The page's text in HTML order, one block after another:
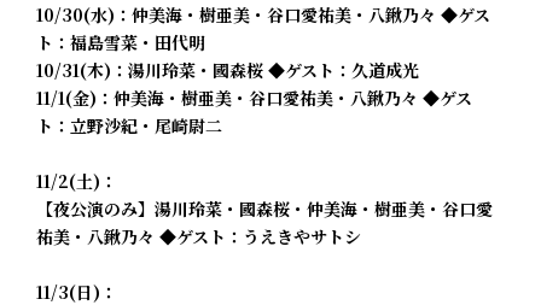
10/30(水)：仲美海・樹亜美・谷口愛祐美・八鍬乃々 ◆ゲス
ト：福島雪菜・田代明
10/31(木)：湯川玲菜・國森桜 ◆ゲスト：久道成光
11/1(金)：仲美海・樹亜美・谷口愛祐美・八鍬乃々 ◆ゲス
ト：立野沙紀・尾崎尉二
11/2(土)：
【夜公演のみ】湯川玲菜・國森桜・仲美海・樹亜美・谷口愛
祐美・八鍬乃々 ◆ゲスト：うえきやサトシ
11/3(日)：